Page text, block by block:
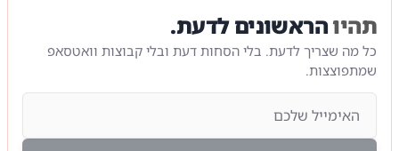
תהיוהראשונים לדעת.
כל מה שצריך לדעת. בלי הסחות דעת ובלי קבוצות וואטסאפ
שמתפוצצות.